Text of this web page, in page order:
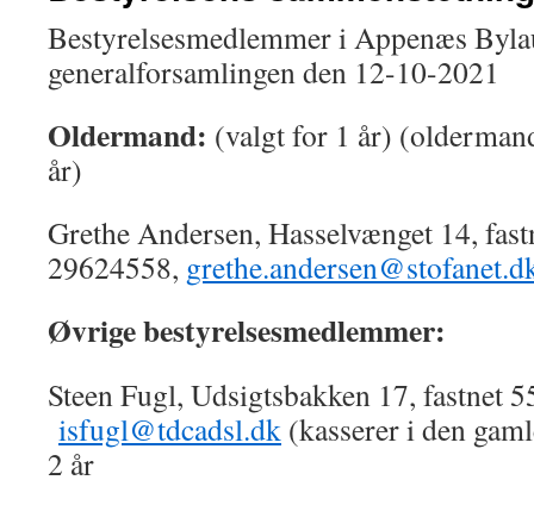
Bestyrelsesmedlemmer i Appenæs
generalforsamlingen den 12-10-2021
Oldermand: (valgt for 1 år)
år)
Grethe Andersen, Hasselvænget 14,
29624558,
Øvrige bestyrelsesmedlemmer:
Steen Fugl, Udsigtsbakken 17, fastnet
isfugl@tdcadsl.dk (kasserer i den
2 år